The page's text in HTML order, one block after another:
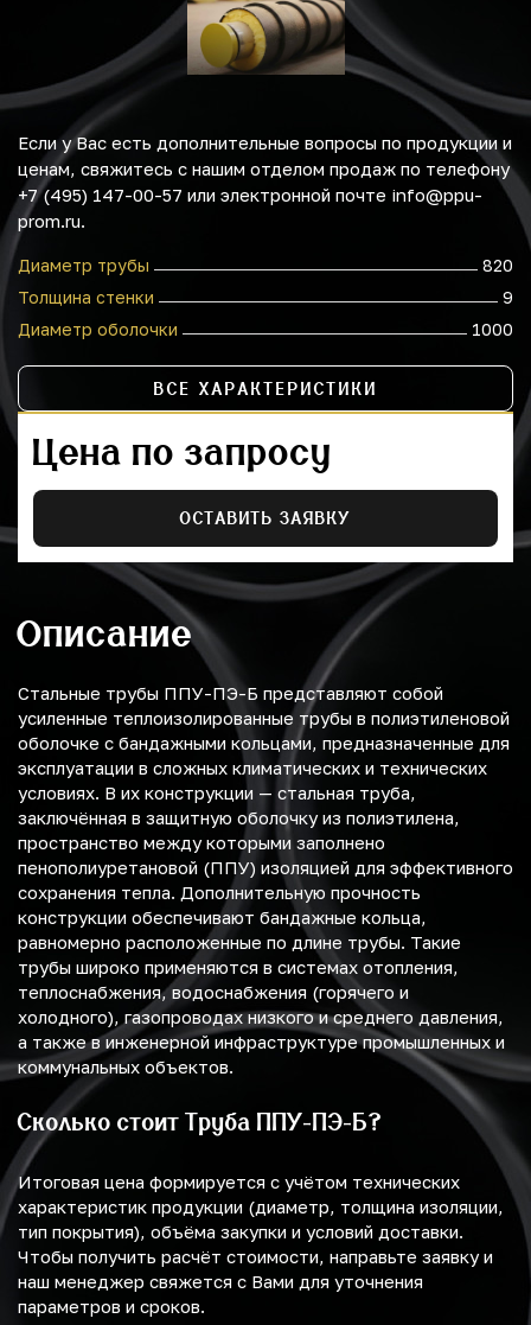
Если у Вас есть дополнительные вопросы по продукции и
ценам, свяжитесь с нашим отделом продаж по телефону
+7 (495) 147-00-57 или электронной почте info@ppu-
prom.ru.
Диаметр трубы
820
Толщина стенки
9
Диаметр оболочки
1000
ВСЕ ХАРАКТЕРИСТИКИ
Цена по запросу
ОСТАВИТЬ ЗАЯВКУ
Описание
Стальные трубы ППУ-ПЭ-Б представляют собой
усиленные теплоизолированные трубы в полиэтиленовой
оболочке с бандажными кольцами, предназначенные для
эксплуатации в сложных климатических и технических
условиях. В их конструкции — стальная труба,
заключённая в защитную оболочку из полиэтилена,
пространство между которыми заполнено
пенополиуретановой (ППУ) изоляцией для эффективного
сохранения тепла. Дополнительную прочность
конструкции обеспечивают бандажные кольца,
равномерно расположенные по длине трубы. Такие
трубы широко применяются в системах отопления,
теплоснабжения, водоснабжения (горячего и
холодного), газопроводах низкого и среднего давления,
а также в инженерной инфраструктуре промышленных и
коммунальных объектов.
Сколько стоит Труба ППУ-ПЭ-Б?
Итоговая цена формируется с учётом технических
характеристик продукции (диаметр, толщина изоляции,
тип покрытия), объёма закупки и условий доставки.
Чтобы получить расчёт стоимости, направьте заявку и
наш менеджер свяжется с Вами для уточнения
параметров и сроков.